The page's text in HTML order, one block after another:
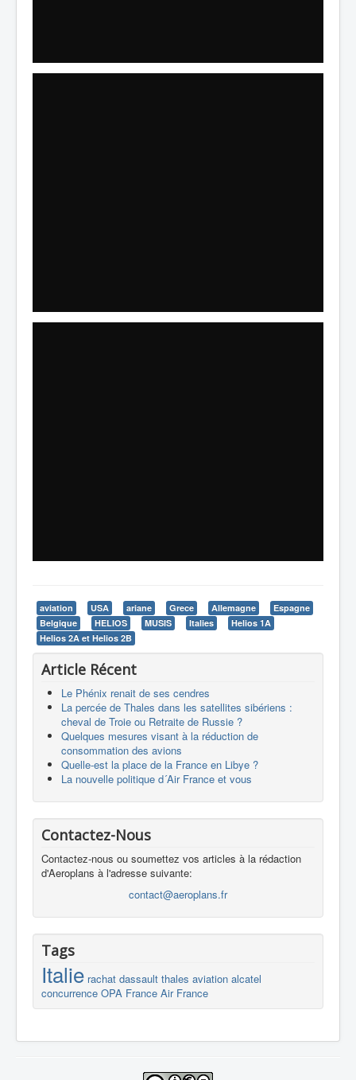
aviation USA ariane Grece Allemagne
Espagne
Belgique
HELIOS MUSIS Italies
Helios 1A
Helios 2A et Helios 2B
Article Récent
Le Phénix renait de ses cendres
La percée de Thales dans les satellites sibériens :
cheval de Troie ou Retraite de Russie ?
Quelques mesures visant à la réduction de
consommation des avions
Quelle-est la place de la France en Libye ?
La nouvelle politique d´Air France et vous
Contactez-Nous
Contactez-nous ou soumettez vos articles à la rédaction
d'Aeroplans à l'adresse suivante:
contact@aeroplans.fr
Tags
Italie rachat dassault thales aviation alcatel
concurrence OPA France Air France